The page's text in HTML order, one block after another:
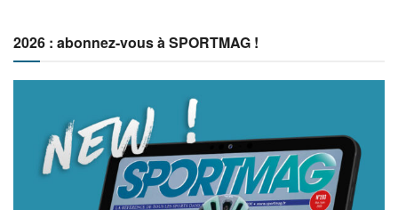
2026 : abonnez-vous à SPORTMAG !